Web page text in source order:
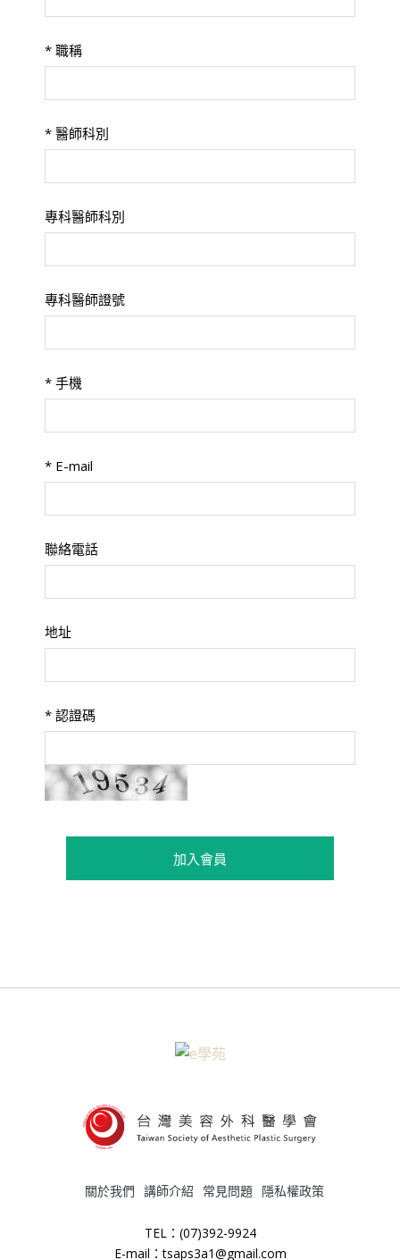
* 職稱
* 醫師科別
專科醫師科別
專科醫師證號
* 手機
* E-mail
聯絡電話
地址
* 認證碼
TEL：(07)392-9924
E-mail：tsaps3a1@gmail.com
關於我們 講師介紹 常見問題 隱私權政策